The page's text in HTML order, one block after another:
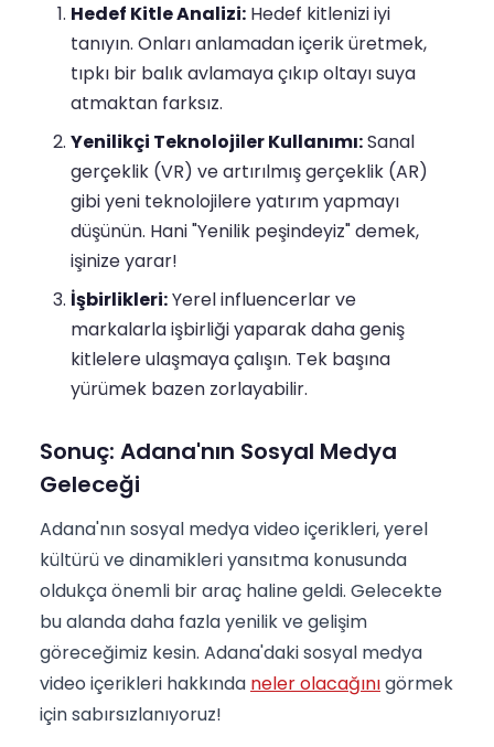
Hedef Kitle Analizi: Hedef kitlenizi iyi
tanıyın. Onları anlamadan içerik üretmek,
tıpkı bir balık avlamaya çıkıp oltayı suya
atmaktan farksız.
Yenilikçi Teknolojiler Kullanımı:Sanal
gerçeklik (VR) ve artırılmış gerçeklik (AR)
gibi yeni teknolojilere yatırım yapmayı
düşünün. Hani "Yenilik peşindeyiz" demek,
işinize yarar!
İşbirlikleri:Yerel influencerlar ve
markalarla işbirliği yaparak daha geniş
kitlelere ulaşmaya çalışın. Tek başına
yürümek bazen zorlayabilir.
Sonuç: Adana'nın Sosyal Medya
Geleceği
Adana'nın sosyal medya video içerikleri, yerel
kültürü ve dinamikleri yansıtma konusunda
oldukça önemli bir araç haline geldi. Gelecekte
bu alanda daha fazla yenilik ve gelişim
göreceğimiz kesin. Adana'daki sosyal medya
video içerikleri hakkında neler olacağınıgörmek
için sabırsızlanıyoruz!